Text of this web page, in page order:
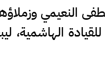
النعيمي
الهاشمية،